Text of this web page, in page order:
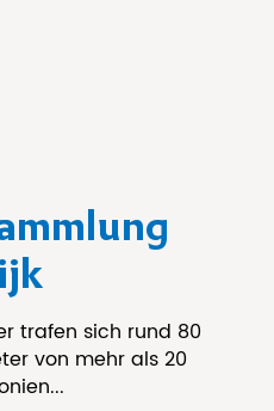
trafen sich rund 80
von mehr als 20